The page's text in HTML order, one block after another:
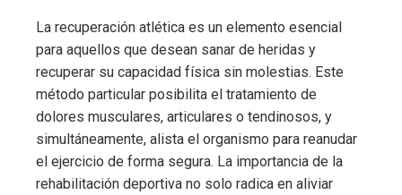
La recuperación atlética es un elemento esencial
para aquellos que desean sanar de heridas y
recuperar su capacidad física sin molestias. Este
método particular posibilita el tratamiento de
dolores musculares, articulares o tendinosos, y
simultáneamente, alista el organismo para reanudar
el ejercicio de forma segura. La importancia de la
rehabilitación deportiva no solo radica en aliviar